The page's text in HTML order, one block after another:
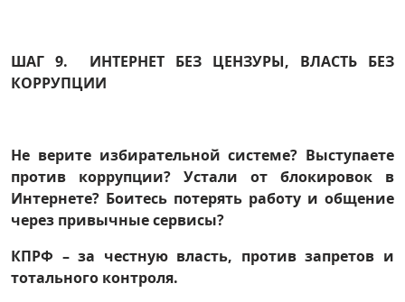
ШАГ 9. ИНТЕРНЕТ БЕЗ ЦЕНЗУРЫ, ВЛАСТЬ БЕЗ
КОРРУПЦИИ
Не верите избирательной системе? Выступаете
против коррупции? Устали от блокировок в
Интернете? Боитесь потерять работу и общение
через привычные сервисы?
КПРФ – за честную власть, против запретов и
тотального контроля.